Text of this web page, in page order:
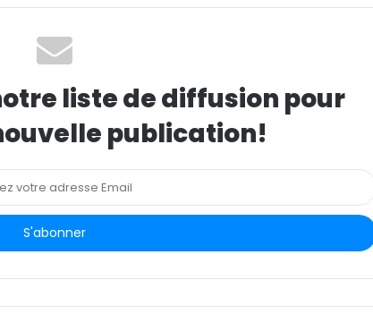
liste de diffusion pour
publication!